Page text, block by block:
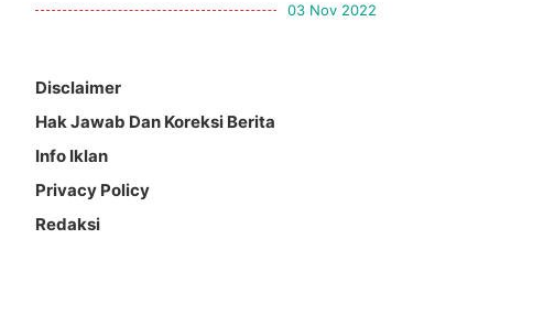
03 Nov 2022
Disclaimer
Hak Jawab Dan Koreksi Berita
Info Iklan
Privacy Policy
Redaksi